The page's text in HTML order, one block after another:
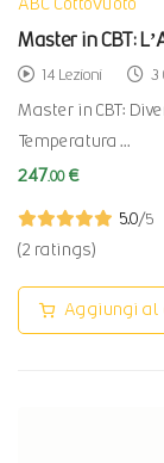
ABC CottoVuoto
Master in CBT:
14 Lezioni 3
Master in CBT:
Temperatura …
247.00 €
5.0/5
(2 ratings)
Aggiungi al